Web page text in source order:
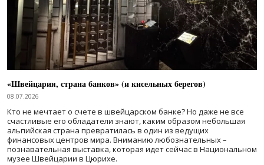
«Швейцария, страна банков» (и кисельных берегов)
08.07.2026
Кто не мечтает о счете в швейцарском банке? Но даже не все
счастливые его обладатели знают, каким образом небольшая
альпийская страна превратилась в один из ведущих
финансовых центров мира. Вниманию любознательных –
познавательная выставка, которая идет сейчас в Национальном
музее Швейцарии в Цюрихе.